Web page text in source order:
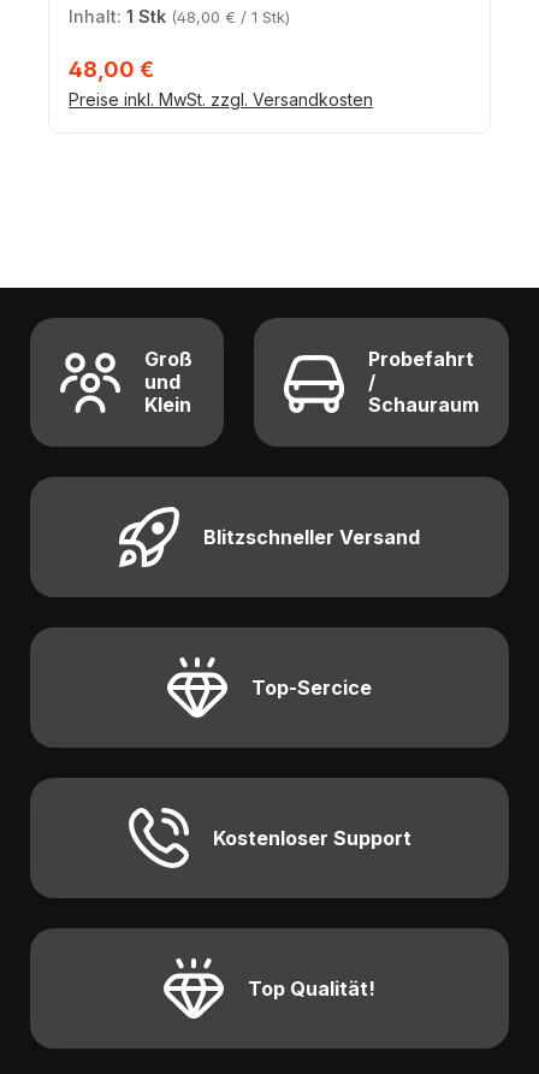
Inhalt: 1 Stk (48,00 € / 1 Stk)
48,00 €
Preise inkl. MwSt. zzgl. Versandkosten
Groß
und
Klein
Probefahrt
/
Schauraum
Blitzschneller Versand
Top-Sercice
Kostenloser Support
Top Qualität!